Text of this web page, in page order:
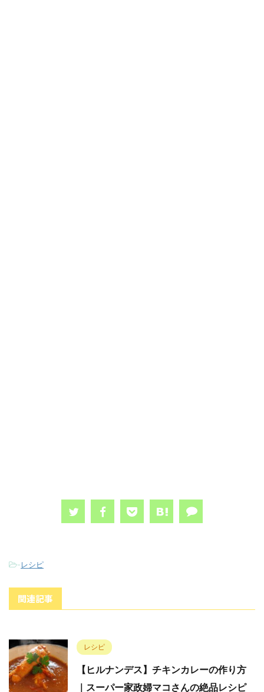
-レシピ
関連記事
レシピ
【ヒルナンデス】チキンカレーの作り方
｜スーパー家政婦マコさんの絶品レシピ